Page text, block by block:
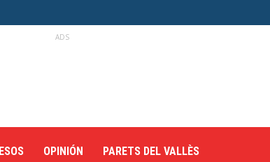
ADS
OPINIÓN PARETS DEL VALLÈS